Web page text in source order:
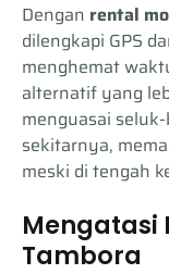
Dengan rental
dilengkapi GPS
menghemat
alternatif yang
menguasai
sekitarnya,
meski di tengah
Mengatasi
Tambora